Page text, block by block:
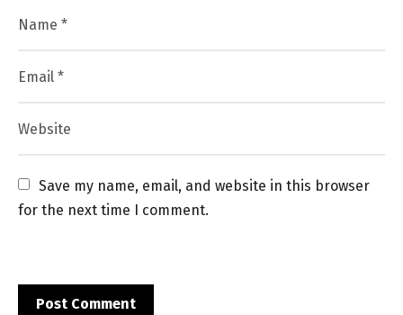
Save my name, email, and website in this browser
for the next time I comment.